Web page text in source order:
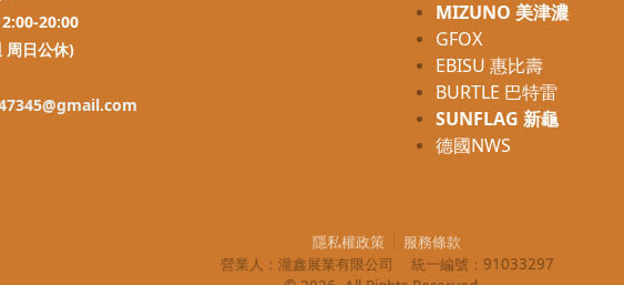
20:00
周日公休)
MIZUNO 美津濃
GFOX
EBISU 惠比壽
BURTLE 巴特雷
SUNFLAG 新龜
德國NWS
隱私權政策
服務條款
營業人： 瀧鑫展業有限公司 統一編號： 91033297